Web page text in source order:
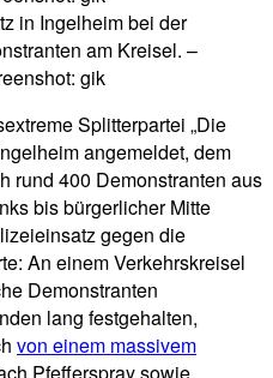
in Ingelheim bei der
am Kreisel. –
gik
Splitterpartei „Die
angemeldet, dem
rund 400 Demonstranten aus
bis bürgerlicher Mitte
gegen die
An einem Verkehrskreisel
Demonstranten
lang festgehalten,
von einem massivem